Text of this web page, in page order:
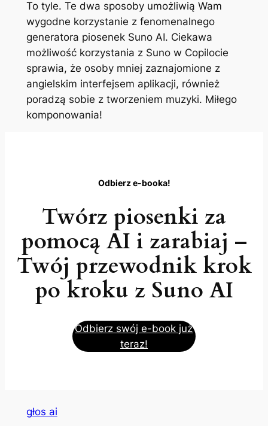
To tyle. Te dwa sposoby umożliwią Wam
wygodne korzystanie z fenomenalnego
generatora piosenek Suno AI. Ciekawa
możliwość korzystania z Suno w Copilocie
sprawia, że osoby mniej zaznajomione z
angielskim interfejsem aplikacji, również
poradzą sobie z tworzeniem muzyki. Miłego
komponowania!
Odbierz e-booka!
Twórz piosenki za
pomocą AI i zarabiaj –
Twój przewodnik krok
po kroku z Suno AI
Odbierz swój e-book już
teraz!
głos ai